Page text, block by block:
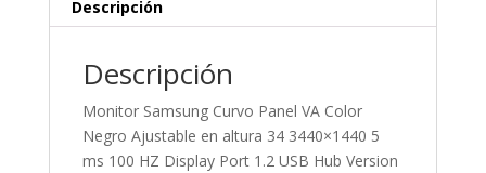
Descripción
Descripción
Monitor Samsung Curvo Panel VA Color
Negro Ajustable en altura 34 3440×1440 5
ms 100 HZ Display Port 1.2 USB Hub Version